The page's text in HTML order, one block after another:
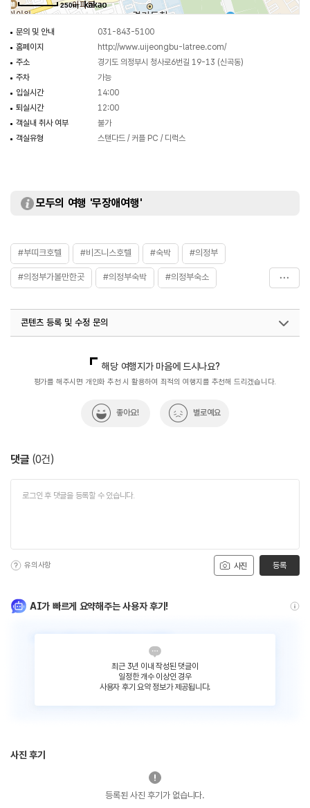
250m
문의 및 안내
031-843-5100
홈페이지
http://www.uijeongbu-latree.com/
주소
경기도 의정부시 청사로6번길 19-13 (신곡동)
주차
가능
입실시간
14:00
퇴실시간
12:00
객실내 취사 여부
불가
객실유형
스탠다드 / 커플 PC / 디럭스
모두의 여행 '무장애여행'
#부띠크호텔 #비즈니스호텔 #숙박 #의정부
#의정부가볼만한곳 #의정부숙박 #의정부숙소
콘텐츠 등록 및 수정 문의
해당 여행지가 마음에 드시나요?
평가를 해주시면 개인화 추천 시 활용하여 최적의 여행지를 추천해 드리겠습니다.
좋아요! 별로예요
댓글 (0건)
사진
유의사항 등록
AI가 빠르게 요약해주는 사용자 후기!
최근 3년 이내 작성된 댓글이
일정한 개수 이상인 경우
사용자 후기 요약 정보가 제공됩니다.
사진 후기
등록된 사진 후기가 없습니다.